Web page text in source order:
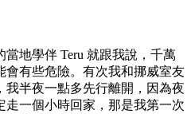
地學伴 Teru 就跟我說，千萬
會有些危險。有次我和挪威室友
半夜一點多先行離開，因為夜
走一個小時回家，那是我第一次